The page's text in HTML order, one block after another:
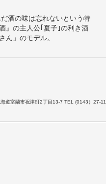
酒の味は忘れないという特
』の主人公｢夏子｣の利き酒
ん」のモデル。
道室蘭市祝津町2丁目13-7 TEL (0143）27-